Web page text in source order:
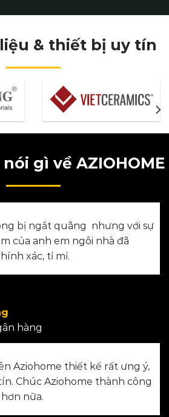
& thiết bị uy tín
gì về AZIOHOME
bị ngắt quãng nhưng với sự
của anh em ngôi nhà đã
xác, tỉ mỉ.
hàng
Aziohome thiết kế rất ưng ý,
Chúc Aziohome thành công
nữa.